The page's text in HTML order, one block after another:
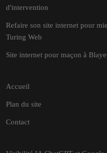
d'intervention
Refaire son site internet pour
Turing Web
Site internet pour maçon à Blaye
Accueil
Plan du site
Contact